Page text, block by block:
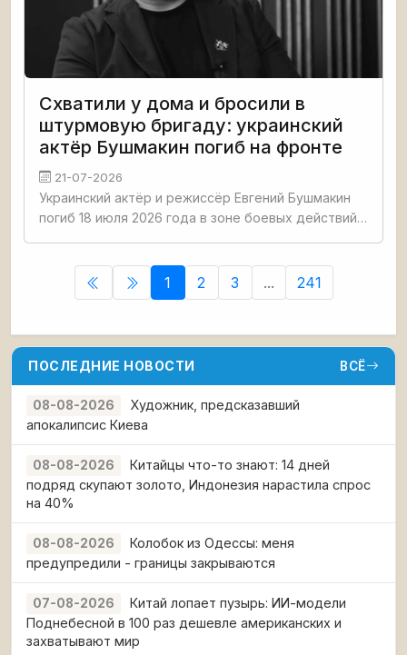
Схватили у дома и бросили в
штурмовую бригаду: украинский
актёр Бушмакин погиб на фронте
21-07-2026
Украинский актёр и режиссёр Евгений Бушмакин
погиб 18 июля 2026 года в зоне боевых действий.
отобрали средства1 2 3 ... 241
ПОСЛЕДНИЕ НОВОСТИ ВСЁ
08-08-2026
Художник, предсказавший
апокалипсис Киева
08-08-2026
Китайцы что-то знают: 14 дней
подряд скупают золото, Индонезия нарастила спрос
на 40%
08-08-2026
Колобок из Одессы: меня
предупредили - границы закрываются
07-08-2026
Китай лопает пузырь: ИИ-модели
Поднебесной в 100 раз дешевле американских и
захватывают мир